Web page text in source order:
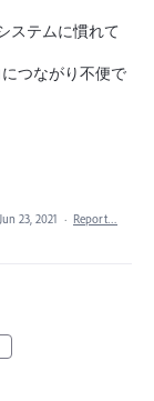
ステムに慣れて
つながり不便で
Jun 23, 2021 · Report…